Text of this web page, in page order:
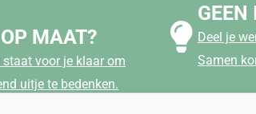
MAAT?
staat voor je klaar om
uitje te bedenken.
GEEN
Deel je
Samen